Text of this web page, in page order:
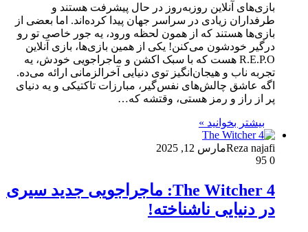
بازی‌های آنلاین روزبه‌روز در حال پیشرفت هستند و
طرفداران زیادی در سراسر جهان پیدا کرده‌اند. اما بعضی از
بازی‌ها هستند که از همون لحظه ورود، یه جور خاصی تو رو
درگیر خودشون می‌کنن! یکی از همین بازی‌ها، بازی آنلاین
R.E.P.O هست که با سبک اکشن و ماجراجویی خودش، یه
تجربه ناب و هیجان‌انگیز توی دنیایی آخرالزمانی ارائه می‌ده.
اگه عاشق چالش‌های نفس‌گیر، مبارزات تاکتیکی و یه دنیای
پر از راز و رمز هستی، وقتشه که…
بیشتر بخوانید »
Reza najafiمارس 12, 2025
0
The Witcher 4: ماجراجویی جدید سیری
در دنیایی ناشناخته!